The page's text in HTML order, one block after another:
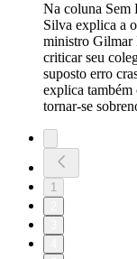
Na coluna Sem
Silva explica a
ministro Gilmar
criticar seu
suposto erro
explica também
tornar-se
1